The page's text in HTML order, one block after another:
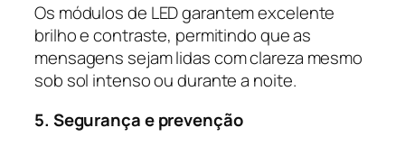
Os módulos de LED garantem excelente
brilho e contraste, permitindo que as
mensagens sejam lidas com clareza mesmo
sob sol intenso ou durante a noite.
5. Segurança e prevenção